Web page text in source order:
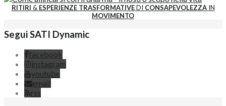
RITIRI & ESPERIENZE TRASFORMATIVEDI CONSAPEVOLEZZAIN
MOVIMENTO
Segui SATI Dynamic
facebook
instagram
youtube
email
rss